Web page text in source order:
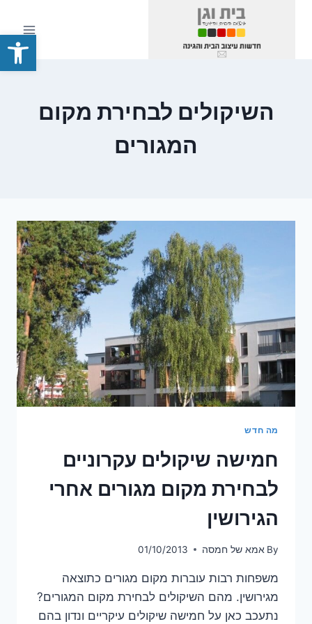
פתח
השיקולים לבחירת מקום
המגורים
מה חדש
חמישה שיקולים עקרוניים
לבחירת מקום מגורים אחרי
הגירושין
By אמא של חמסה 01/10/2013
משפחות רבות עוברות מקום מגורים כתוצאה
מגירושין. מהם השיקולים לבחירת מקום המגורים?
נתעכב כאן על חמישה שיקולים עיקריים ונדון בהם